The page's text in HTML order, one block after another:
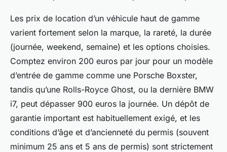
Les prix de location d’un véhicule haut de gamme
varient fortement selon la marque, la rareté, la durée
(journée, weekend, semaine) et les options choisies.
Comptez environ 200 euros par jour pour un modèle
d’entrée de gamme comme une Porsche Boxster,
tandis qu’une Rolls-Royce Ghost, ou la dernière BMW
i7, peut dépasser 900 euros la journée. Un dépôt de
garantie important est habituellement exigé, et les
conditions d’âge et d’ancienneté du permis (souvent
minimum 25 ans et 5 ans de permis) sont strictement